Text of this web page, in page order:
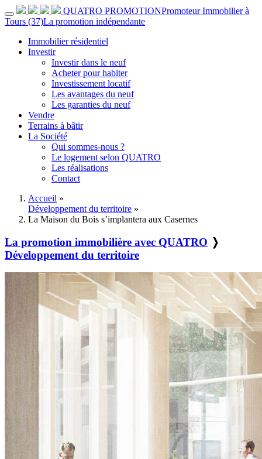
QUATRO PROMOTIONPromoteur Immobilier à
Tours (37)La promotion indépendante
Immobilier résidentiel
Investir
Investir dans le neuf
Acheter pour habiter
Investissement locatif
Les avantages du neuf
Les garanties du neuf
Vendre
Terrains à bâtir
La Société
Qui sommes-nous ?
Le logement selon QUATRO
Les réalisations
Contact
Accueil »
Développement du territoire »
La Maison du Bois s’implantera aux Casernes
La promotion immobilière avec QUATRO ❭
Développement du territoire